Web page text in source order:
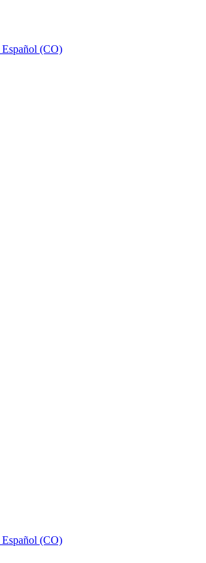
Español (CO)
Español (CO)